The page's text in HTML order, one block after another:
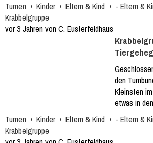
Turnen › Kinder › Eltern & Kind › - Eltern &
Krabbelgruppe
vor 3 Jahren von C. Eusterfeldhaus
den
Kleinsten
etwas in
Turnen › Kinder › Eltern & Kind › - Eltern &
Krabbelgruppe